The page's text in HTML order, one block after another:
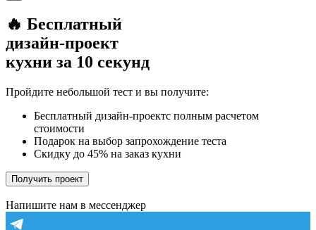
🔥 Бесплатный
дизайн-проект
кухни за 10 секунд
Пройдите небольшой тест и вы получите:
Бесплатный дизайн-проектс полным расчетом
стоимости
Подарок на выбор запрохождение теста
Скидку до 45% на заказ кухни
Получить проект
Напишите нам в мессенджер